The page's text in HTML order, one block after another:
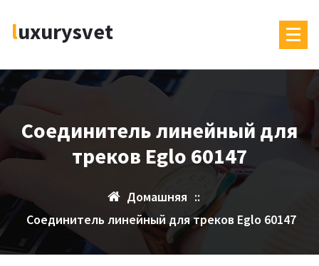
содержимому
luxurysvet
Соединитель линейный для
треков Eglo 60147
Домашняя ::
Соединитель линейный для треков Eglo 60147